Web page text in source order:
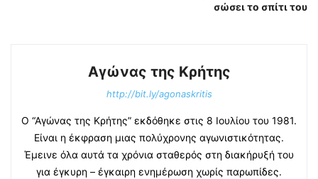
σώσει το σπίτι του
Αγώνας της Κρήτης
http://bit.ly/agonaskritis
Ο “Αγώνας της Κρήτης” εκδόθηκε στις 8 Ιουλίου του 1981.
Είναι η έκφραση μιας πολύχρονης αγωνιστικότητας.
Έμεινε όλα αυτά τα χρόνια σταθερός στη διακήρυξή του
για έγκυρη – έγκαιρη ενημέρωση χωρίς παρωπίδες.